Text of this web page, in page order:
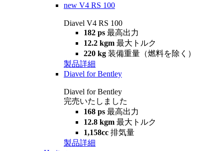
new V4 RS 100
Diavel V4 RS 100
182 ps 最高出力
12.2 kgm 最大トルク
220 kg 装備重量（燃料を除く）
製品詳細
Diavel for Bentley
Diavel for Bentley
完売いたしました
168 ps 最高出力
12.8 kgm 最大トルク
1,158cc 排気量
製品詳細